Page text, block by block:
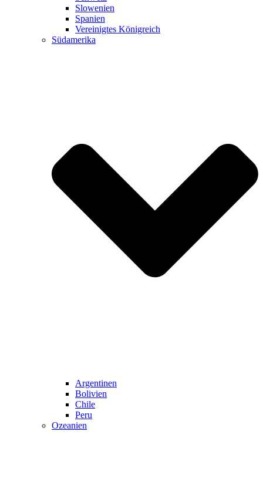
Slowenien
Spanien
Vereinigtes Königreich
Südamerika
Argentinen
Bolivien
Chile
Peru
Ozeanien